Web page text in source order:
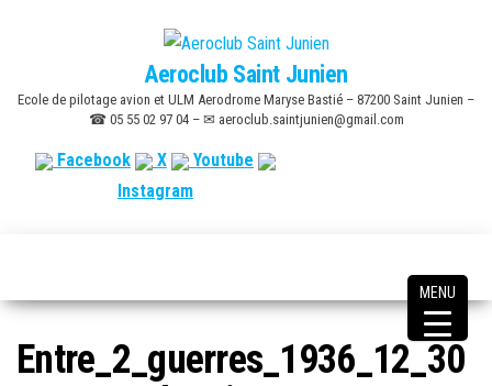
content
Aeroclub Saint Junien
Ecole de pilotage avion et ULM Aerodrome Maryse Bastié – 87200 Saint Junien –
☎ 05 55 02 97 04 – ✉ aeroclub.saintjunien@gmail.com
Facebook X
Youtube
Instagram
Entre_2_guerres_1936_12_30
MENU